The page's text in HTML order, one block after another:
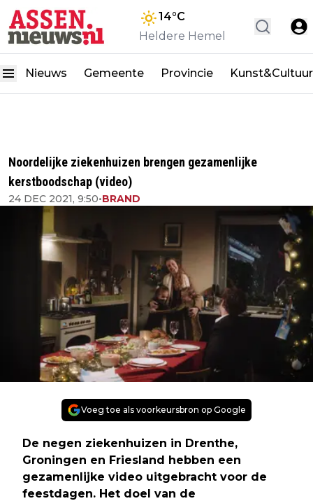
14°C
Heldere Hemel
Nieuws Gemeente Provincie Kunst&Cultuur
Noordelijke ziekenhuizen brengen gezamenlijke
kerstboodschap (video)
24 DEC 2021, 9:50•BRAND
Voeg toe als voorkeursbron op Google
De negen ziekenhuizen in Drenthe,
Groningen en Friesland hebben een
gezamenlijke video uitgebracht voor de
feestdagen. Het doel van de